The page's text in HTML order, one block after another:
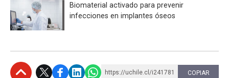
Biomaterial activado para prevenir
infecciones en implantes óseos
https://uchile.cl/i241781 COPIAR